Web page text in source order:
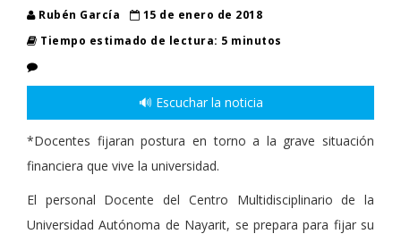
Rubén García
15 de enero de 2018
Tiempo estimado de lectura: 5 minutos
🔊 Escuchar la noticia
*Docentes fijaran postura en torno a la grave situación
financiera que vive la universidad.
El personal Docente del Centro Multidisciplinario de la
Universidad Autónoma de Nayarit, se prepara para fijar su